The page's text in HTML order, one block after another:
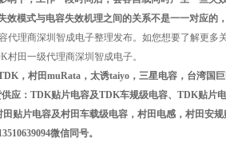
模式与电容失效机理之间的关系不是一一对应的，
代理商深圳智成电子整理发布。如您想要了解更
村田一级代理商深圳智成电子。
，村田muRata，太诱taiyo，三星电容，台湾国
应：TDK贴片电容及TDK车规级电容、TDK贴片
贴片电容及村田车载级电容，村田电感，村田安
微信同号。